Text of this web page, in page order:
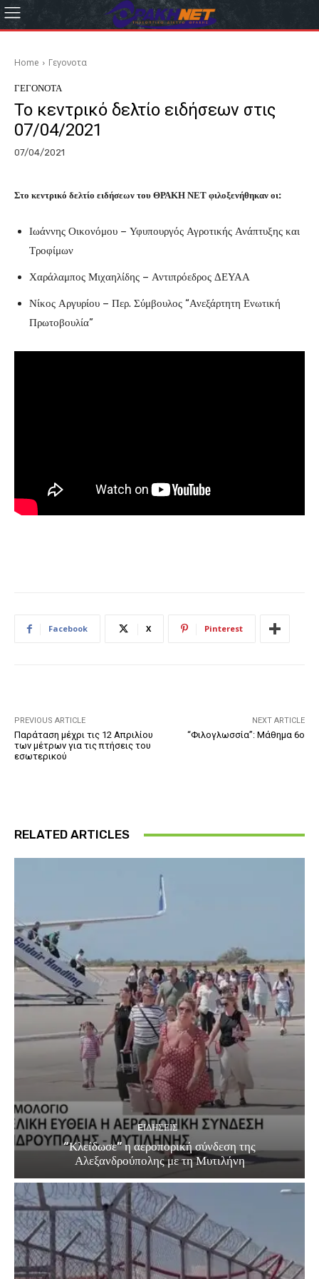
Home Γεγονοτα
ΓΕΓΟΝΟΤΑ
Το κεντρικό δελτίο ειδήσεων στις
07/04/2021
07/04/2021
Στο κεντρικό δελτίο ειδήσεων του ΘΡΑΚΗ ΝΕΤ φιλοξενήθηκαν οι:
Ιωάννης Οικονόμου – Υφυπουργός Αγροτικής Ανάπτυξης και
Τροφίμων
Χαράλαμπος Μιχαηλίδης – Αντιπρόεδρος ΔΕΥΑΑ
Νίκος Αργυρίου – Περ. Σύμβουλος “Ανεξάρτητη Ενωτική
Πρωτοβουλία”
Facebook X Pinterest
PREVIOUS ARTICLE
Παράταση μέχρι τις 12 Απριλίου
των μέτρων για τις πτήσεις του
εσωτερικού
NEXT ARTICLE
“Φιλογλωσσία”: Μάθημα 6ο
RELATED ARTICLES
EΙΔΗΣΕΙΣ
“Κλείδωσε” η αεροπορική σύνδεση της
Αλεξανδρούπολης με τη Μυτιλήνη